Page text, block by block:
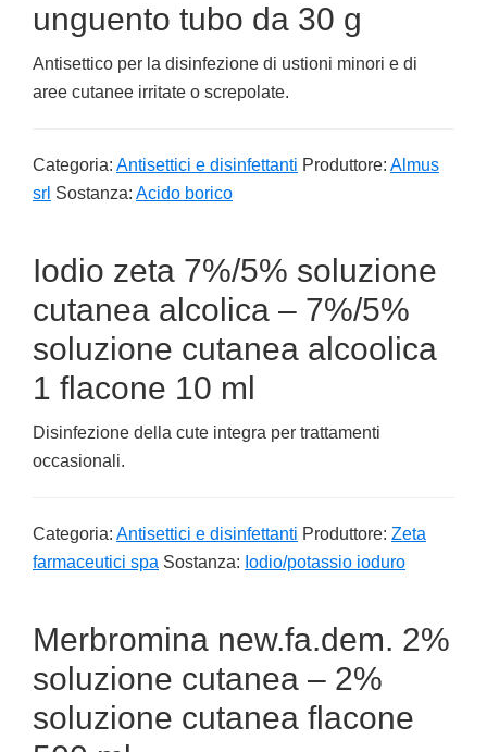
unguento tubo da 30 g
Antisettico per la disinfezione di ustioni minori e di
aree cutanee irritate o screpolate.
Categoria: Antisettici e disinfettanti Produttore: Almus
srl Sostanza: Acido borico
Iodio zeta 7%/5% soluzione
cutanea alcolica – 7%/5%
soluzione cutanea alcoolica
1 flacone 10 ml
Disinfezione della cute integra per trattamenti
occasionali.
Categoria: Antisettici e disinfettanti Produttore: Zeta
farmaceutici spa Sostanza: Iodio/potassio ioduro
Merbromina new.fa.dem. 2%
soluzione cutanea – 2%
soluzione cutanea flacone